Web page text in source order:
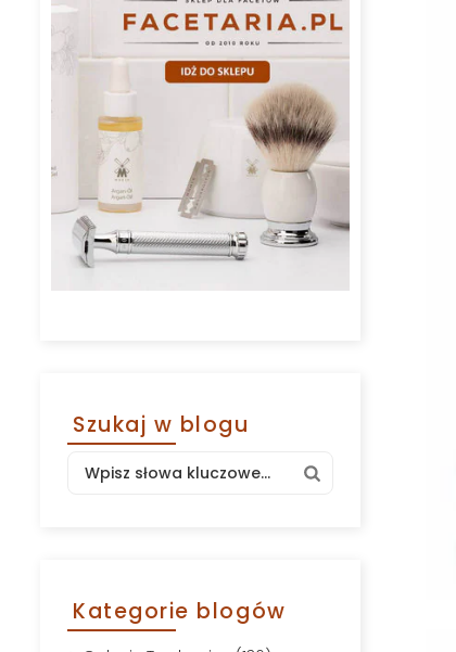
Szukaj w blogu
Kategorie blogów